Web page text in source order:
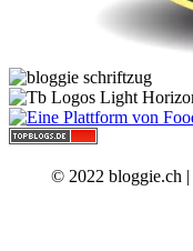
© 2022 bloggie.ch |